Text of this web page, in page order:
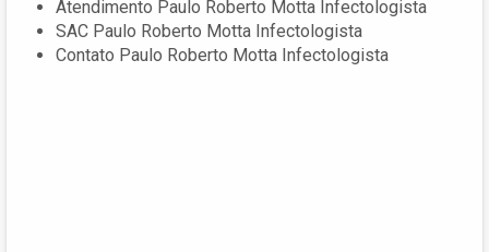
Atendimento Paulo Roberto Motta Infectologista
SAC Paulo Roberto Motta Infectologista
Contato Paulo Roberto Motta Infectologista